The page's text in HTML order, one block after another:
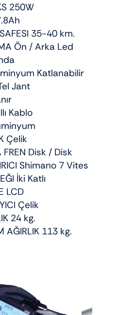
250W
35-40 km.
Ön / Arka Led
Katlanabilir
Jant
Kablo
Çelik
FREN Disk / Disk
Shimano 7 Vites
İki Katlı
LCD
Çelik
24 kg.
AĞIRLIK 113 kg.